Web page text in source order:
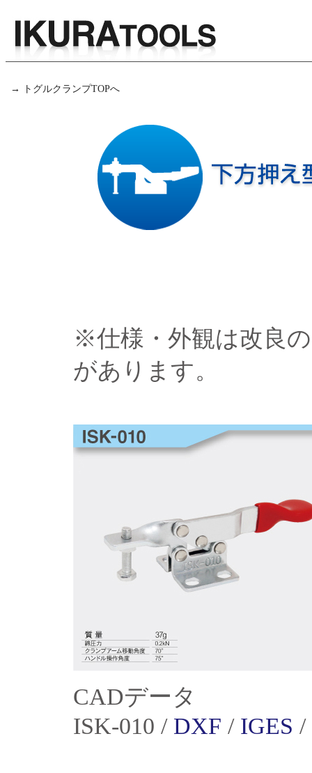
→ トグルクランプTOPへ
※仕様・外観は改良
があります。
CADデータ
ISK-010 / DXF / IGES /